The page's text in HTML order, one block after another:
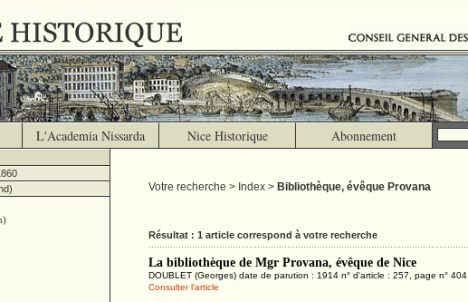
L'Academia Nissarda Nice Historique Abonnement
Votre recherche > Index > Bibliothèque, évêque Provana
Résultat : 1 article correspond à votre recherche
La bibliothèque de Mgr Provana, évêque de Nice
DOUBLET (Georges) date de parution : 1914 n° d'article : 257, page n° 404
Consulter l'article